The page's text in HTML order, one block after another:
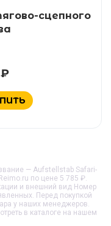
сцепного
— Aufstellstab Safari-
по цене 5 785 ₽.
и внешний вид Номер
Перед покупкой
у наших менеджеров.
в каталоге на нашем